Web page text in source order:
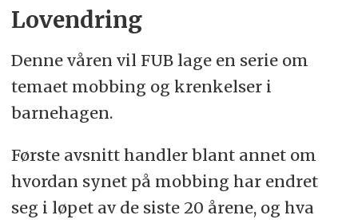
Lovendring
Denne våren vil FUB lage en serie om
temaet mobbing og krenkelser i
barnehagen.
Første avsnitt handler blant annet om
hvordan synet på mobbing har endret
seg i løpet av de siste 20 årene, og hva